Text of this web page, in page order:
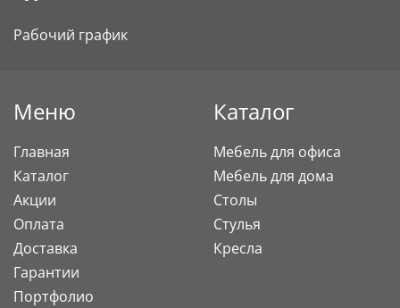
Рабочий график
Меню
Главная
Каталог
Акции
Оплата
Доставка
Гарантии
Портфолио
Каталог
Мебель для офиса
Мебель для дома
Столы
Стулья
Кресла